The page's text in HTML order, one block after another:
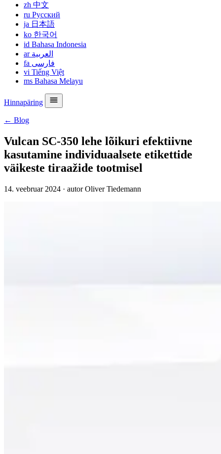
zh 中文
ru Русский
ja 日本語
ko 한국어
id Bahasa Indonesia
ar العربية
fa فارسی
vi Tiếng Việt
ms Bahasa Melayu
Hinnapäring
← Blog
Vulcan SC-350 lehe lõikuri efektiivne
kasutamine individuaalsete etikettide
väikeste tiraažide tootmisel
14. veebruar 2024 · autor Oliver Tiedemann